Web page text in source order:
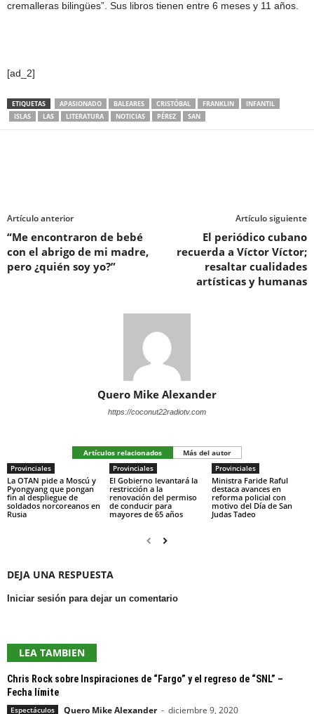
cremalleras bilingües”. Sus libros tienen entre 6 meses y 11 años.
[ad_2]
ETIQUETAS APASIONADO BALEARES CRISTÓBAL FRANKLIN
INFANTIL
ISLAS
LAS LITERATURA NOTICIAS PÉREZ SAN
Artículo anterior
“Me encontraron de bebé
con el abrigo de mi madre,
pero ¿quién soy yo?”
Artículo siguiente
El periódico cubano
recuerda a Víctor Víctor;
resaltar cualidades
artísticas y humanas
Quero Mike Alexander
https://coconut22radiotv.com
Artículos relacionados
Más del autor
Provinciales
La OTAN pide a Moscú y
Pyongyang que pongan
fin al despliegue de
soldados norcoreanos en
Rusia
Provinciales
El Gobierno levantará la
restricción a la
renovación del permiso
de conducir para
mayores de 65 años
Provinciales
Ministra Faride Raful
destaca avances en
reforma policial con
motivo del Día de San
Judas Tadeo
DEJA UNA RESPUESTA
Iniciar sesión para dejar un comentario
LEA TAMBIEN
Chris Rock sobre Inspiraciones de “Fargo” y el regreso de “SNL” –
Fecha límite
Espectáculos Quero Mike Alexander - diciembre 9, 2020